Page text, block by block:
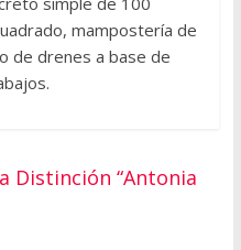
mampostería de
de drenes a base de
Distinción “Antonia